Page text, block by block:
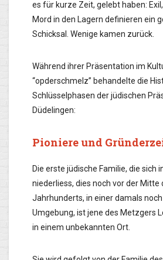
es für kurze Zeit, gelebt haben:
Mord in den Lagern definieren ein
Schicksal. Wenige kamen zurück.
Während ihrer Präsentation im
“opderschmelz” behandelte die
Schlüsselphasen der jüdischen
Düdelingen:
Pioniere und
Die erste jüdische Familie, die sich
niederliess, dies noch vor der Mitte
Jahrhunderts, in einer damals
Umgebung, ist jene des Metzgers
in einem unbekannten Ort.